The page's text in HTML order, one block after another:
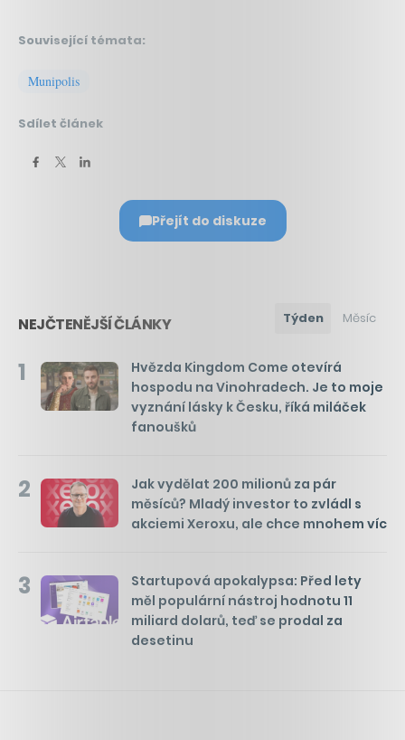
Související témata:
Munipolis
Sdílet článek
Přejít do diskuze
NEJČTENĚJŠÍ ČLÁNKY Týden Měsíc
1
Hvězda Kingdom Come otevírá
hospodu na Vinohradech. Je to moje
vyznání lásky k Česku, říká miláček
fanoušků
2
Jak vydělat 200 milionů za pár
měsíců? Mladý investor to zvládl s
akciemi Xeroxu, ale chce mnohem víc
3
Startupová apokalypsa: Před lety
měl populární nástroj hodnotu 11
miliard dolarů, teď se prodal za
desetinu